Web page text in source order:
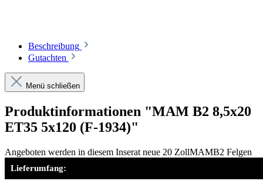
Beschreibung
Gutachten
Menü schließen
Produktinformationen "MAM B2 8,5x20
ET35 5x120 (F-1934)"
Angeboten werden in diesem Inserat neue 20 ZollMAMB2 Felgen
Lieferumfang: